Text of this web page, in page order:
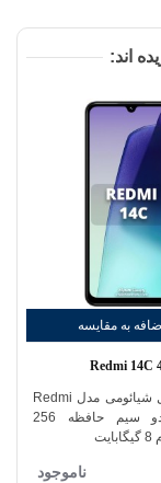
اند:
اضافه به مقایسه
Redmi 14C
گوشی موبایل شیائومی مدل Redmi
14C 4G دو سیم حافظه 256
ناموجود